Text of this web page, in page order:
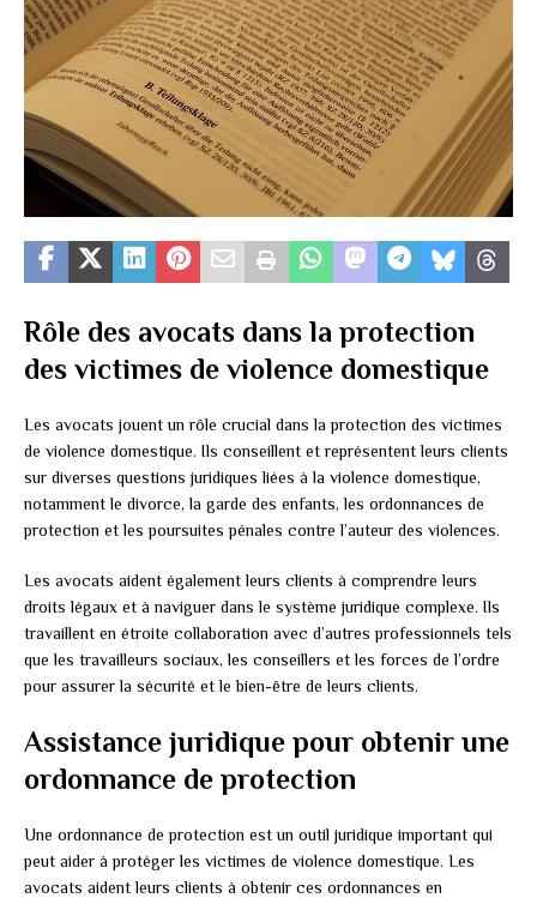
Rôle des avocats dans la protection
des victimes de violence domestique
Les avocats jouent un rôle crucial dans la protection des victimes
de violence domestique. Ils conseillent et représentent leurs clients
sur diverses questions juridiques liées à la violence domestique,
notamment le divorce, la garde des enfants, les ordonnances de
protection et les poursuites pénales contre l’auteur des violences.
Les avocats aident également leurs clients à comprendre leurs
droits légaux et à naviguer dans le système juridique complexe. Ils
travaillent en étroite collaboration avec d’autres professionnels tels
que les travailleurs sociaux, les conseillers et les forces de l’ordre
pour assurer la sécurité et le bien-être de leurs clients.
Assistance juridique pour obtenir une
ordonnance de protection
Une ordonnance de protection est un outil juridique important qui
peut aider à protéger les victimes de violence domestique. Les
avocats aident leurs clients à obtenir ces ordonnances en